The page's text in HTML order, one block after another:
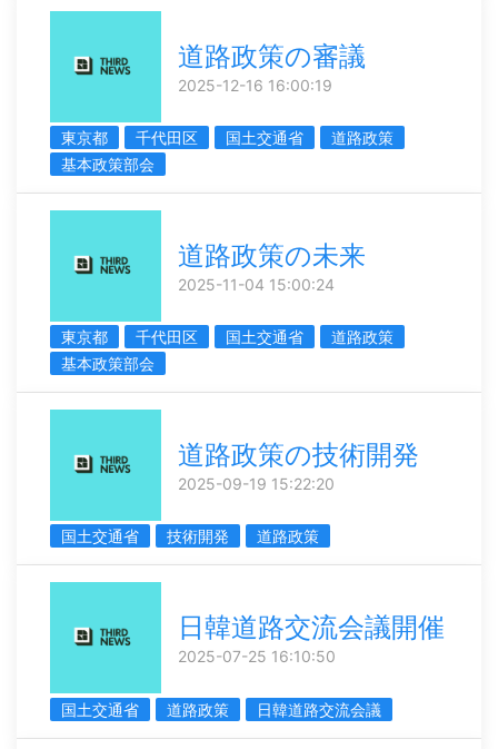
道路政策の審議
2025-12-16 16:00:19
東京都 千代田区 国土交通省
道路政策
基本政策部会
道路政策の未来
2025-11-04 15:00:24
東京都 千代田区 国土交通省
道路政策
基本政策部会
道路政策の技術開発
2025-09-19 15:22:20
国土交通省 技術開発 道路政策
日韓道路交流会議開催
2025-07-25 16:10:50
国土交通省 道路政策 日韓道路交流会議